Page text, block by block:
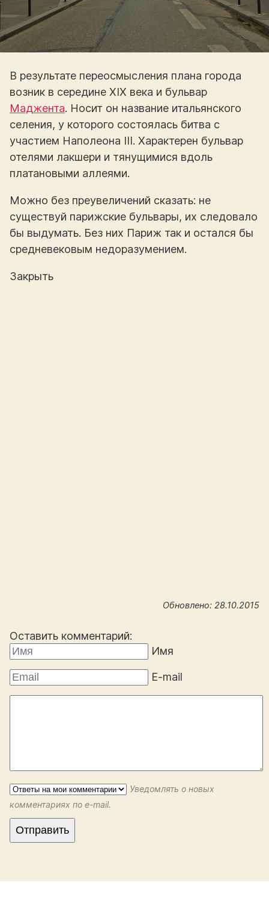
В результате переосмысления плана города
возник в середине XIX века и бульвар
Маджента. Носит он название итальянского
селения, у которого состоялась битва с
участием Наполеона III. Характерен бульвар
отелями лакшери и тянущимися вдоль
платановыми аллеями.
Можно без преувеличений сказать: не
существуй парижские бульвары, их следовало
бы выдумать. Без них Париж так и остался бы
средневековым недоразумением.
Закрыть
Обновлено: 28.10.2015
Оставить комментарий:
Имя
E-mail
Уведомлять о новых
комментариях по e-mail.